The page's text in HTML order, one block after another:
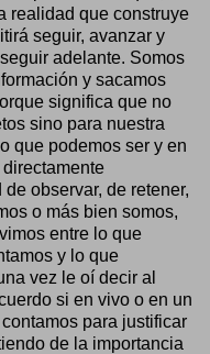
realidad que construye
seguir, avanzar y
adelante. Somos
y sacamos
significa que no
sino para nuestra
que podemos ser y en
observar, de retener,
o más bien somos,
entre lo que
y lo que
vez le oí decir al
si en vivo o en un
para justificar
de la importancia